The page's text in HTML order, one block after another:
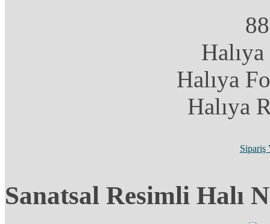
Halıya
Halıya
Sipariş
Sanatsal Resimli Halı